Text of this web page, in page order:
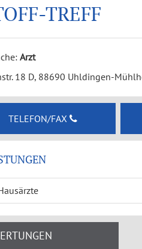
TREFF
Arzt
18 D, 88690 Uhldingen-
TELEFON/FAX